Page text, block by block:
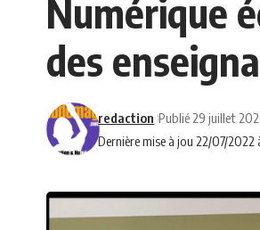
Numérique
des
Dernière mise à jou 22/07/2022
redaction Publié 29 juillet